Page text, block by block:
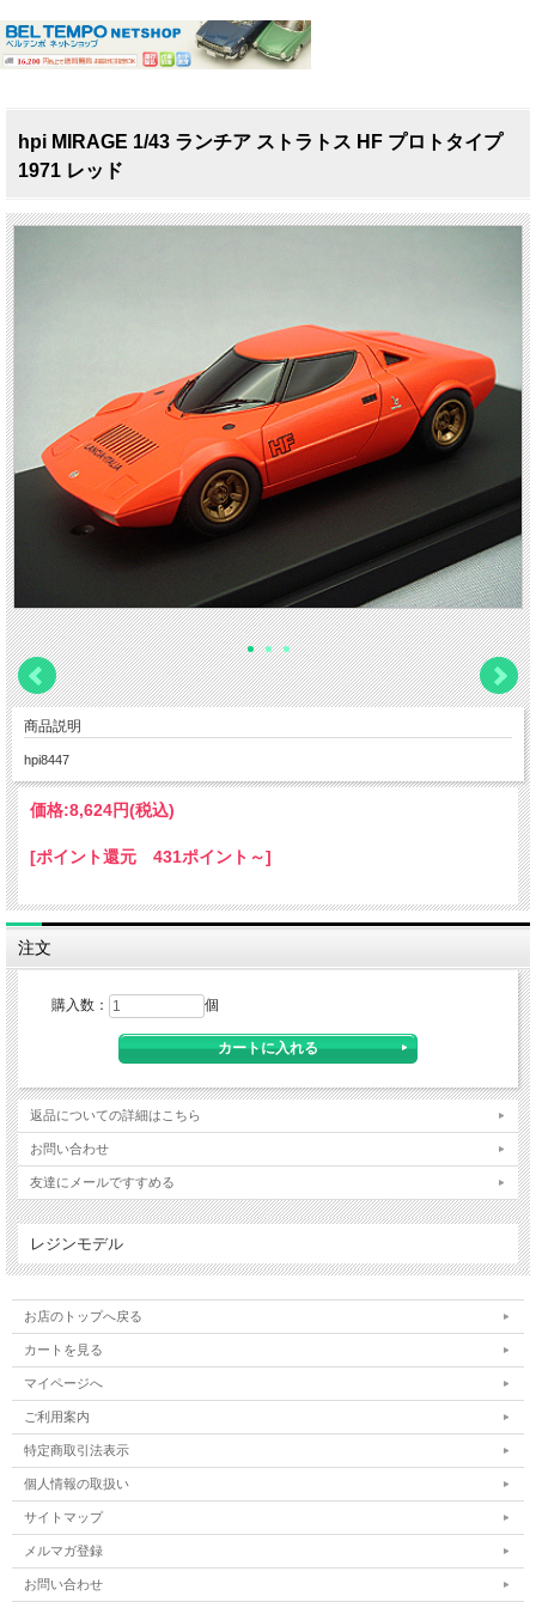
hpi MIRAGE 1/43 ランチア ストラトス HF プロトタイプ
1971 レッド
商品説明
hpi8447
価格:8,624円(税込)
[ポイント還元 431ポイント～]
注文
購入数： 個
返品についての詳細はこちら
お問い合わせ
友達にメールですすめる
レジンモデル
お店のトップへ戻る
カートを見る
マイページへ
ご利用案内
特定商取引法表示
個人情報の取扱い
サイトマップ
メルマガ登録
お問い合わせ